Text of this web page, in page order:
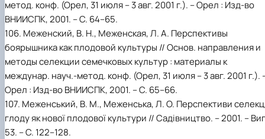
метод. конф. (Орел, 31 июля – 3 авг. 2001 г.). – Орел : Изд-во
ВНИИСПК, 2001. – С. 64–65.
106. Меженский, В. Н., Меженская, Л. А. Перспективы
боярышника как плодовой культуры // Основ. направления и
методы селекции семечковых культур : материалы к
междунар. науч.-метод. конф. (Орел, 31 июля – 3 авг. 2001 г.).
Орел : Изд-во ВНИИСПК, 2001. – C. 65–66.
107. Меженський, В. М., Меженська, Л. О. Перспективи
глоду як нової плодової культури // Садівництво. – 2001. –
53. – С. 122–128.